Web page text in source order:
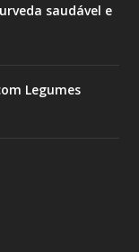
saudável e
Legumes